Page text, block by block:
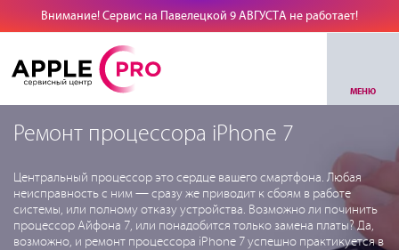
Внимание! Сервис на Павелецкой 9 АВГУСТА не работает!
МЕНЮ
Ремонт процессора iPhone 7
Центральный процессор это сердце вашего смартфона. Любая
неисправность с ним — сразу же приводит к сбоям в работе
системы, или полному отказу устройства. Возможно ли починить
процессор Айфона 7, или понадобится только замена платы? Да,
возможно, и ремонт процессора iPhone 7 успешно практикуется в